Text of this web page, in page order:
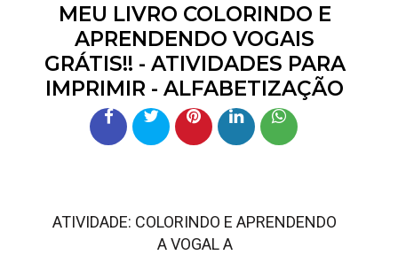
MEU LIVRO COLORINDO E
APRENDENDO VOGAIS
GRÁTIS!! - ATIVIDADES PARA
IMPRIMIR - ALFABETIZAÇÃO
ATIVIDADE: COLORINDO E APRENDENDO
A VOGAL A